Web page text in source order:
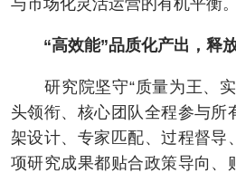
“高效能”品质化产出，释
研究院坚守“质量为王、实
头领衔、核心团队全程参与所
架设计、专家匹配、过程督导
项研究成果都贴合政策导向、